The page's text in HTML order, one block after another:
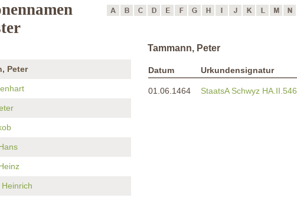
Tammann, Peter
Peter Datum Urkundensignatur
01.06.1464 StaatsA Schwyz HA.II.546